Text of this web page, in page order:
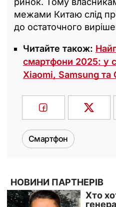
межами Китаю слід
до остаточного
Читайте також:
смартфони 2025: у
Xiaomi, Samsung та
Смартфон